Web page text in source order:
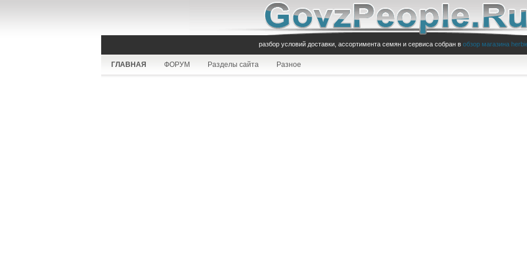
разбор условий доставки, ассортимента семян и сервиса собран в обзор магазина
ГЛАВНАЯ ФОРУМ Разделы сайта Разное